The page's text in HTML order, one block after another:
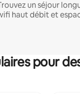
un séjour
haut débit et
pour